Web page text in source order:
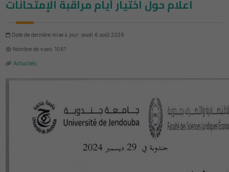
اعلام حول اختيار أيام مراقبة الإمتحانات
Date de dernière mise à jour: jeudi 6 août 2026
Nombre de vues: 1061
Actualités